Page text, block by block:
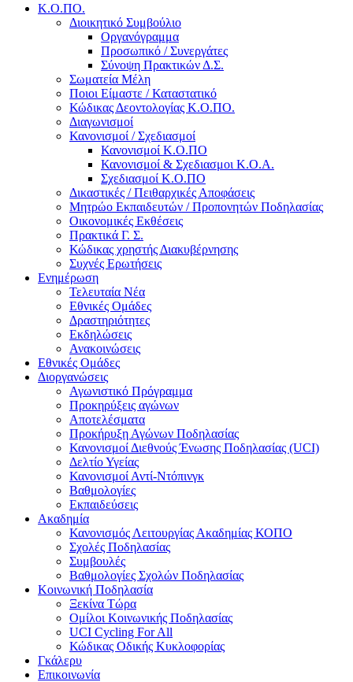
Κ.Ο.ΠΟ.
Διοικητικό Συμβούλιο
Οργανόγραμμα
Προσωπικό / Συνεργάτες
Σύνοψη Πρακτικών Δ.Σ.
Σωματεία Μέλη
Ποιοι Είμαστε / Καταστατικό
Κώδικας Δεοντολογίας Κ.Ο.ΠΟ.
Διαγωνισμοί
Κανονισμοί / Σχεδιασμοί
Κανονισμοί Κ.Ο.ΠΟ
Κανονισμοί & Σχεδιασμοι Κ.Ο.Α.
Σχεδιασμοί Κ.Ο.ΠΟ
Δικαστικές / Πειθαρχικές Αποφάσεις
Μητρώο Εκπαιδευτών / Προπονητών Ποδηλασίας
Οικονομικές Εκθέσεις
Πρακτικά Γ. Σ.
Κώδικας χρηστής Διακυβέρνησης
Συχνές Ερωτήσεις
Ενημέρωση
Τελευταία Νέα
Εθνικές Ομάδες
Δραστηριότητες
Εκδηλώσεις
Ανακοινώσεις
Εθνικές Ομάδες
Διοργανώσεις
Αγωνιστικό Πρόγραμμα
Προκηρύξεις αγώνων
Αποτελέσματα
Προκήρυξη Αγώνων Ποδηλασίας
Κανονισμοί Διεθνούς Ένωσης Ποδηλασίας (UCI)
Δελτίο Υγείας
Κανονισμοί Αντί-Ντόπινγκ
Βαθμολογίες
Εκπαιδεύσεις
Ακαδημία
Κανονισμός Λειτουργίας Ακαδημίας ΚΟΠΟ
Σχολές Ποδηλασίας
Συμβουλές
Βαθμολογίες Σχολών Ποδηλασίας
Κοινωνική Ποδηλασία
Ξεκίνα Τώρα
Ομίλοι Κοινωνικής Ποδηλασίας
UCI Cycling For All
Κώδικας Οδικής Κυκλοφορίας
Γκάλερυ
Επικοινωνία